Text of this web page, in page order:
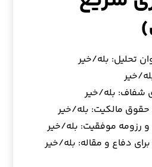
تحلیل: بله/خیر
خیر
شفاف: بله/خیر
حقوق مالکیت: بله/خیر
و رزومه موفقیت: بله/خیر
دفاع و مقاله: بله/خیر